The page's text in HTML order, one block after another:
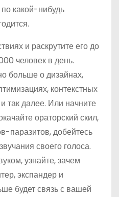
какой-нибудь
и раскрутите его до
человек в день.
больше о дизайнах,
контекстных
так далее. Или начните
ораторский скил,
паразитов, добейтесь
своего голоса.
узнайте, зачем
экспандер и
будет связь с вашей